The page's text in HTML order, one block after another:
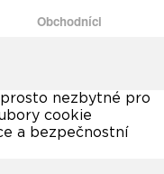
Obchodníci
nezbytné pro
cookie
a bezpečnostní